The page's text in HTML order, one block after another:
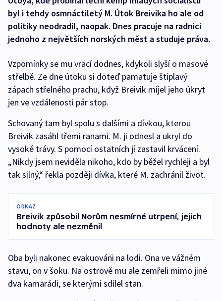
byl i tehdy osmnáctiletý M. Útok Breivika ho ale od
politiky neodradil, naopak. Dnes pracuje na radnici
jednoho z největších norských měst a studuje práva.
Vzpomínky se mu vrací dodnes, kdykoli slyší o masové
střelbě. Ze dne útoku si doteď pamatuje štiplavý
zápach střelného prachu, když Breivik míjel jeho úkryt
jen ve vzdálenosti pár stop.
Schovaný tam byl spolu s dalšími a dívkou, kterou
Breivik zasáhl třemi ranami. M. ji odnesl a ukryl do
vysoké trávy. S pomocí ostatních jí zastavil krvácení.
„Nikdy jsem neviděla nikoho, kdo by běžel rychleji a byl
tak silný,“ řekla později dívka, které M. zachránil život.
ODKAZ
Breivik způsobil Norům nesmírné utrpení, jejich
hodnoty ale nezměnil
Oba byli nakonec evakuováni na lodi. Ona ve vážném
stavu, on v šoku. Na ostrově mu ale zemřeli mimo jiné
dva kamarádi, se kterými sdílel stan.